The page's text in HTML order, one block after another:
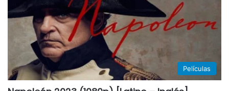
Películas